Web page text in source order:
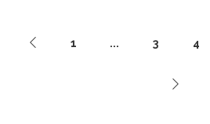
1 ... 3 4